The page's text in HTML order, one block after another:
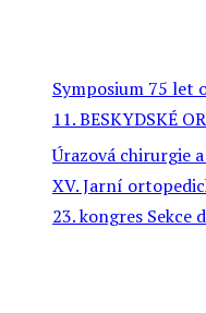
Symposium 75 let
11. BESKYDSKÉ
Úrazová chirurgie
XV. Jarní
23. kongres Sekce